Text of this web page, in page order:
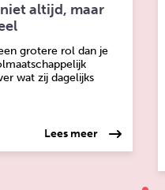
altijd, maar
grotere rol dan je
wat zij dagelijks
Lees meer